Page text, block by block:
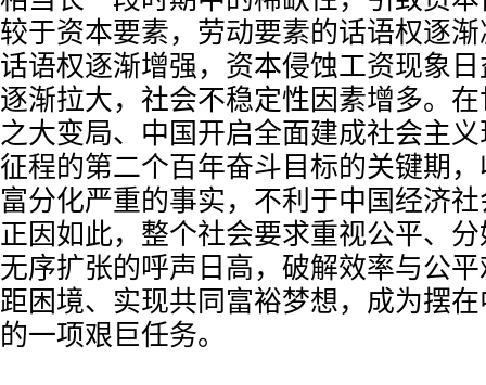
较于资本要素，劳动要素的话语权逐
话语权逐渐增强，资本侵蚀工资现象
逐渐拉大，社会不稳定性因素增多。
之大变局、中国开启全面建成社会主
征程的第二个百年奋斗目标的关键期
富分化严重的事实，不利于中国经济
正因如此，整个社会要求重视公平、
无序扩张的呼声日高，破解效率与公
距困境、实现共同富裕梦想，成为摆
的一项艰巨任务。